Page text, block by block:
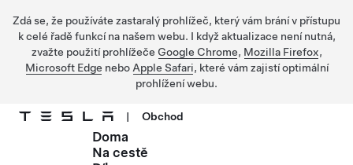
Zdá se, že používáte zastaralý prohlížeč, který vám brání v přístupu
k celé řadě funkcí na našem webu. I když aktualizace není nutná,
zvažte použití prohlížeče Google Chrome, Mozilla Firefox,
Microsoft Edge nebo Apple Safari, které vám zajistí optimální
prohlížení webu.
Přejít na hlavní obsah
| Obchod
Doma
Na cestě